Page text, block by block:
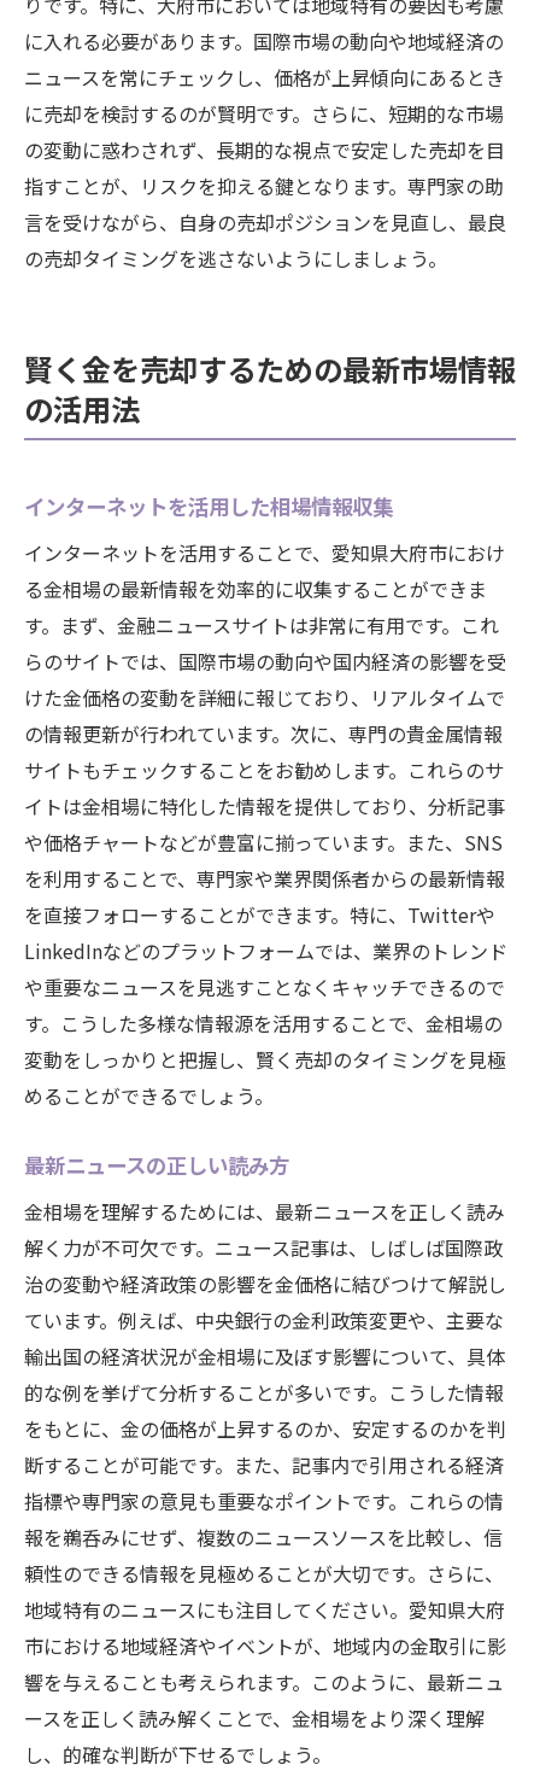
に入れる必要があります。国際市場の動向や地域経済の
ニュースを常にチェックし、価格が上昇傾向にあるとき
に売却を検討するのが賢明です。さらに、短期的な市場
の変動に惑わされず、長期的な視点で安定した売却を目
指すことが、リスクを抑える鍵となります。専門家の助
言を受けながら、自身の売却ポジションを見直し、最良
の売却タイミングを逃さないようにしましょう。
賢く金を売却するための最新市場情報
の活用法
インターネットを活用した相場情報収集
インターネットを活用することで、愛知県大府市におけ
る金相場の最新情報を効率的に収集することができま
す。まず、金融ニュースサイトは非常に有用です。これ
らのサイトでは、国際市場の動向や国内経済の影響を受
けた金価格の変動を詳細に報じており、リアルタイムで
の情報更新が行われています。次に、専門の貴金属情報
サイトもチェックすることをお勧めします。これらのサ
イトは金相場に特化した情報を提供しており、分析記事
や価格チャートなどが豊富に揃っています。また、SNS
を利用することで、専門家や業界関係者からの最新情報
を直接フォローすることができます。特に、Twitterや
LinkedInなどのプラットフォームでは、業界のトレンド
や重要なニュースを見逃すことなくキャッチできるので
す。こうした多様な情報源を活用することで、金相場の
変動をしっかりと把握し、賢く売却のタイミングを見極
めることができるでしょう。
最新ニュースの正しい読み方
金相場を理解するためには、最新ニュースを正しく読み
解く力が不可欠です。ニュース記事は、しばしば国際政
治の変動や経済政策の影響を金価格に結びつけて解説し
ています。例えば、中央銀行の金利政策変更や、主要な
輸出国の経済状況が金相場に及ぼす影響について、具体
的な例を挙げて分析することが多いです。こうした情報
をもとに、金の価格が上昇するのか、安定するのかを判
断することが可能です。また、記事内で引用される経済
指標や専門家の意見も重要なポイントです。これらの情
報を鵜呑みにせず、複数のニュースソースを比較し、信
頼性のできる情報を見極めることが大切です。さらに、
地域特有のニュースにも注目してください。愛知県大府
市における地域経済やイベントが、地域内の金取引に影
響を与えることも考えられます。このように、最新ニュ
ースを正しく読み解くことで、金相場をより深く理解
し、的確な判断が下せるでしょう。